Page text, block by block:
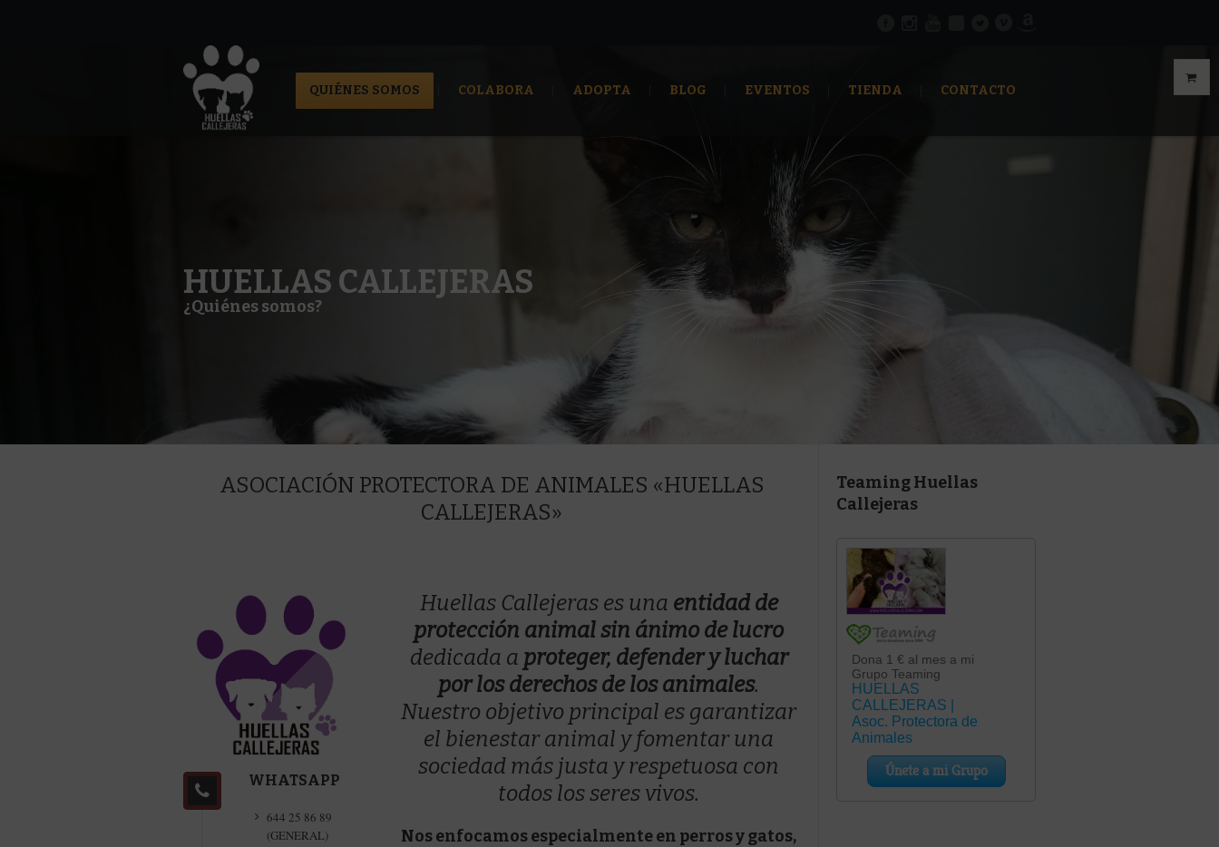
QUIÉNES SOMOS COLABORA ADOPTA BLOG EVENTOS TIENDA CONTACTO
HUELLAS CALLEJERAS
¿Quiénes somos?
ASOCIACIÓN PROTECTORA DE ANIMALES «HUELLAS
CALLEJERAS»
WHATSAPP
644 25 86 89
(GENERAL)
Huellas Callejerases una entidad de
protección animal sin ánimo de lucro
dedicada a proteger, defender y luchar
por los derechos de los animales.
Nuestro objetivo principal es garantizar
el bienestar animal y fomentar una
sociedad más justa y respetuosa con
todos los seres vivos.
Nos enfocamos especialmente en perros y gatos,
Teaming Huellas
Callejeras